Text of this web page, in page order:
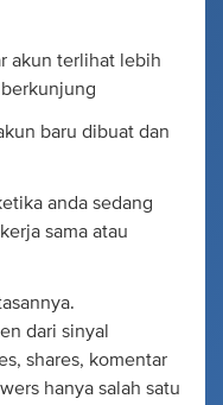
akun terlihat lebih
baru dibuat dan
anda sedang
sama atau
dari sinyal
shares, komentar
hanya salah satu